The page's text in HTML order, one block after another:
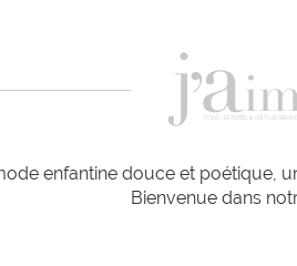
enfantine douce et poétique,
Bienvenue dans